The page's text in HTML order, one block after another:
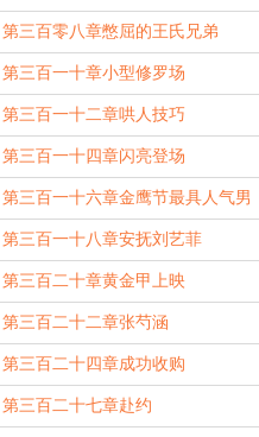
第三百零八章憋屈的王氏兄弟
第三百一十章小型修罗场
第三百一十二章哄人技巧
第三百一十四章闪亮登场
第三百一十六章金鹰节最具人气男
演员奖
第三百一十八章安抚刘艺菲
第三百二十章黄金甲上映
第三百二十二章张芍涵
第三百二十四章成功收购
第三百二十七章赴约